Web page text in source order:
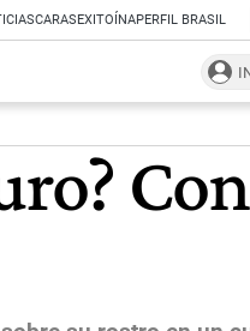
CARASEXITOÍNAPERFIL BRASIL